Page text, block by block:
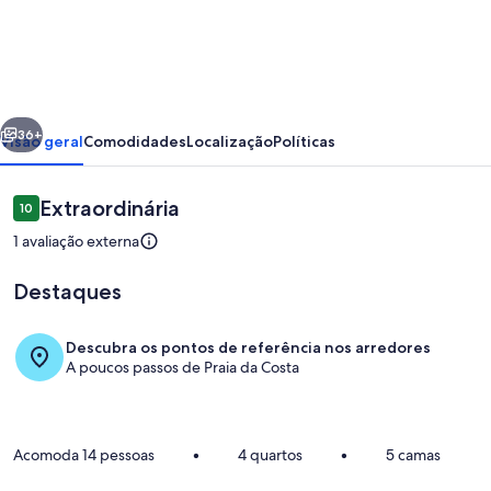
da
Costa/Centro
Vila
Velha
Praia
Próximo
36+
Visão geralComodidadesLocalizaçãoPolíticas
Avaliações
1010 de 10
Extraordinária
1 avaliação externa
Destaques
Descubra os pontos de referência nos arredores
A poucos passos de Praia da Costa
Acomoda 14 pessoas • 4 quartos • 5 camas